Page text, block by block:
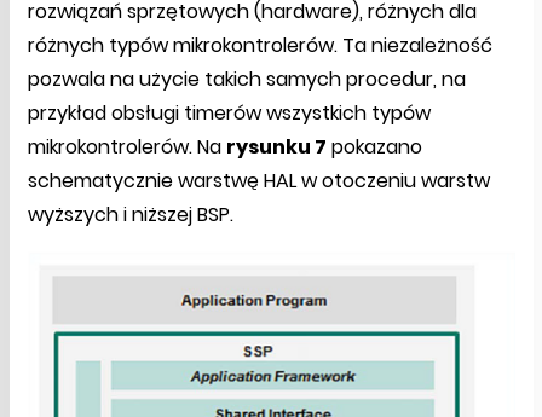
rozwiązań sprzętowych (hardware), różnych dla
różnych typów mikrokontrolerów. Ta niezależność
pozwala na użycie takich samych procedur, na
przykład obsługi timerów wszystkich typów
mikrokontrolerów. Na rysunku 7 pokazano
schematycznie warstwę HAL w otoczeniu warstw
wyższych i niższej BSP.